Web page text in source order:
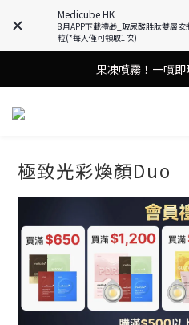
Medicube HK
8月APP下載禮🎁_玻尿酸胜肽雙層
粒(*每人僅可領取1次)
謝安琪愛用美容儀
油痘肌救星💧玻尿酸
果凍噴霧！一噴即
謝安琪愛用美容儀
極致光彩煥顏Duo